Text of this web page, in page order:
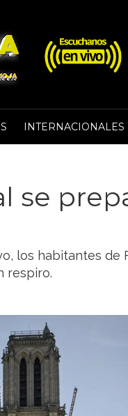
INTERNACIONALES
se
los habitantes de
respiro.